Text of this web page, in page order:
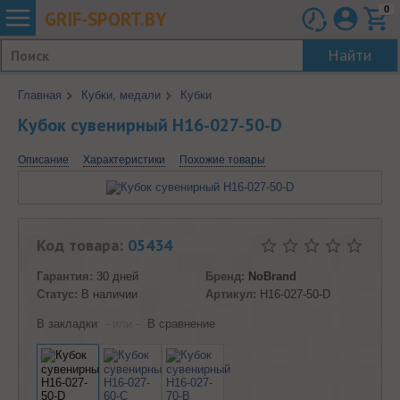
GRIF-SPORT.BY 0
Найти
Главная Кубки, медали Кубки
Кубок сувенирный H16-027-50-D
Описание Характеристики Похожие товары
Код товара: 05434
В закладки- или -В сравнение
Гарантия: 30 дней
Статус: В наличии
Бренд: NoBrand
Артикул: H16-027-50-D